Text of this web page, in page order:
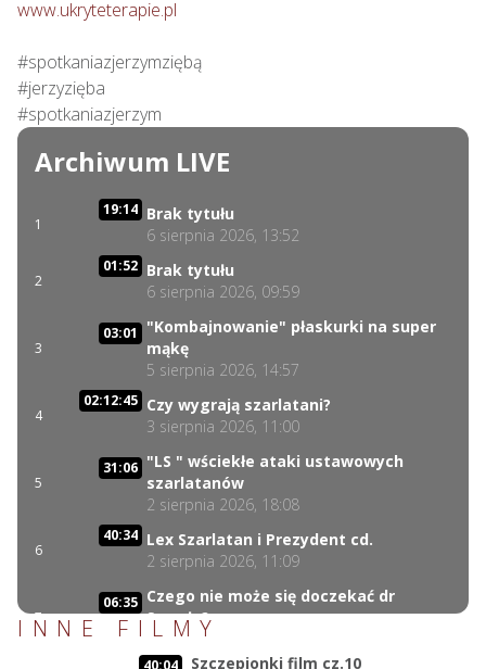
www.ukryteterapie.pl
#spotkaniazjerzymziębą
#jerzyzięba
#spotkaniazjerzym
Archiwum LIVE
1
19:14 Brak tytułu
6 sierpnia 2026, 13:52
2
01:52 Brak tytułu
6 sierpnia 2026, 09:59
3
03:01
"Kombajnowanie" płaskurki na super
mąkę
5 sierpnia 2026, 14:57
4
02:12:45 Czy wygrają szarlatani?
3 sierpnia 2026, 11:00
5
31:06 "LS " wściekłe ataki ustawowych
szarlatanów
2 sierpnia 2026, 18:08
6
40:34 Lex Szarlatan i Prezydent cd.
2 sierpnia 2026, 11:09
7
06:35 Czego nie może się doczekać dr
Suwała?
1 sierpnia 2026, 16:01
INNE FILMY
40:04
Szczepionki film cz.10